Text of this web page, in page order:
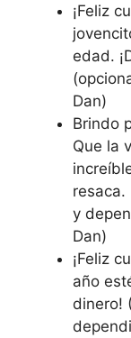
¡Feliz
edad.
Dan)
Brindo
Que la
resaca.
y
Dan)
¡Feliz
año
dinero!